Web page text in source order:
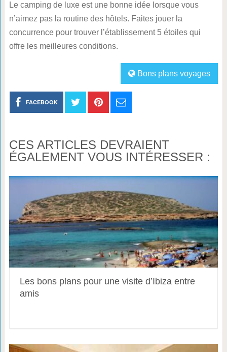
Le camping de luxe est une bonne idée lorsque vous
n’aimez pas la routine des hôtels. Faites jouer la
concurrence pour trouver l’établissement 5 étoiles qui
offre les meilleures conditions.
Bons plans voyages
FACEBOOK
CES ARTICLES DEVRAIENT
ÉGALEMENT VOUS INTÉRESSER :
Les bons plans pour une visite d’Ibiza entre
amis